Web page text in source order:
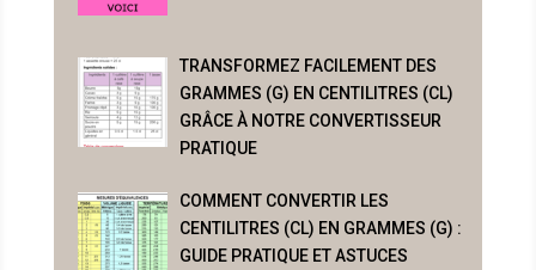
TRANSFORMEZ FACILEMENT DES
GRAMMES (G) EN CENTILITRES (CL)
GRÂCE À NOTRE CONVERTISSEUR
PRATIQUE
COMMENT CONVERTIR LES
CENTILITRES (CL) EN GRAMMES (G) :
GUIDE PRATIQUE ET ASTUCES